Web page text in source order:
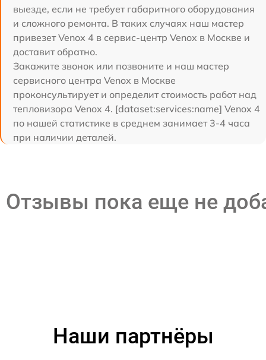
выезде, если не требует габаритного оборудования
и сложного ремонта. В таких случаях наш мастер
привезет Venox 4 в сервис-центр Venox в Москве и
доставит обратно.
Закажите звонок или позвоните и наш мастер
сервисного центра Venox в Москве
проконсультирует и определит стоимость работ над
тепловизора Venox 4. [dataset:services:name] Venox 4
по нашей статистике в среднем занимает 3-4 часа
при наличии деталей.
Отзывы пока еще не
Наши партнёры